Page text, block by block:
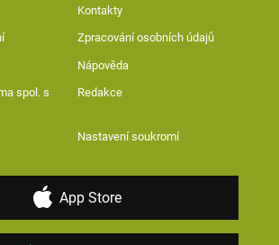
Kontakty
Zpracování osobních údajů
Nápověda
spol. s
Redakce
Nastavení soukromí
App Store